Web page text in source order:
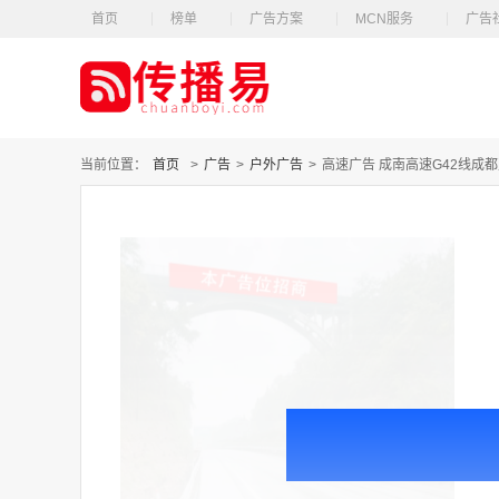
首页 榜单 广告方案 MCN服务 广告
当前位置： 首页 > 广告 > 户外广告 > 高速广告 成南高速